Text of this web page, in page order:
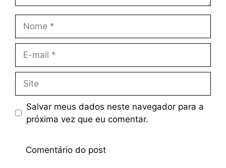
Salvar meus dados neste navegador para a
próxima vez que eu comentar.